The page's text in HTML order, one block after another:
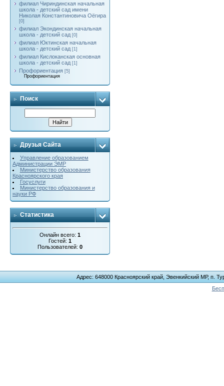
филиал Чириндинская начальная
школа - детский сад имени
Николая Константиновича Оёгира
[0]
филиал Экондинская начальная
школа - детский сад [0]
филиал Юктинская начальная
школа - детский сад [1]
филиал Кислоканская основная
школа - детский сад [1]
Профориентация [5]
Профориентация
Поиск
Друзья Сайта
Управление образованием
Администрации ЭМР
Министерство образования
Красноярского края
Госуслуги
Министерство образования и
науки РФ
Статистика
Онлайн всего: 1
Гостей: 1
Пользователей: 0
Адрес: 648000 Красноярский край, Эвенкийский МР, п.